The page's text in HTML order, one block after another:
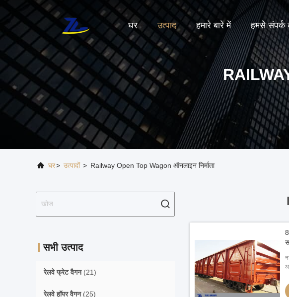
घर उत्पाद हमारे बारे में हमसे संपर्क
घर> उत्पादों > Railway Open Top Wagon ऑनलाइन निर्माता
सभी उत्पाद
रेलवे फ्रेट वैगन(21)
रेलवे हॉपर वैगन(25)